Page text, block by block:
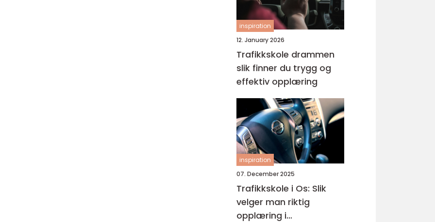
inspiration
12. January 2026
Trafikkskole drammen
slik finner du trygg og
effektiv opplæring
inspiration
07. December 2025
Trafikkskole i Os: Slik
velger man riktig
opplæring i